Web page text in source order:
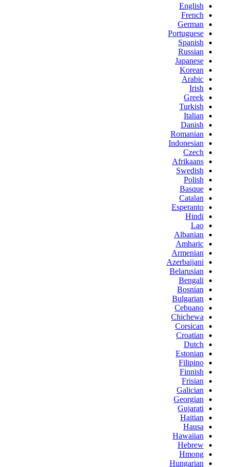
English
French
German
Portuguese
Spanish
Russian
Japanese
Korean
Arabic
Irish
Greek
Turkish
Italian
Danish
Romanian
Indonesian
Czech
Afrikaans
Swedish
Polish
Basque
Catalan
Esperanto
Hindi
Lao
Albanian
Amharic
Armenian
Azerbaijani
Belarusian
Bengali
Bosnian
Bulgarian
Cebuano
Chichewa
Corsican
Croatian
Dutch
Estonian
Filipino
Finnish
Frisian
Galician
Georgian
Gujarati
Haitian
Hausa
Hawaiian
Hebrew
Hmong
Hungarian